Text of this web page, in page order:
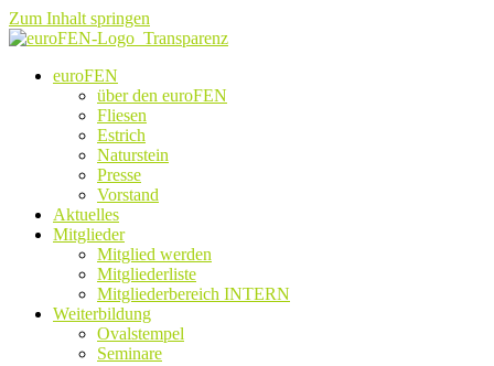
Zum Inhalt springen
euroFEN
über den euroFEN
Fliesen
Estrich
Naturstein
Presse
Vorstand
Aktuelles
Mitglieder
Mitglied werden
Mitgliederliste
Mitgliederbereich INTERN
Weiterbildung
Ovalstempel
Seminare